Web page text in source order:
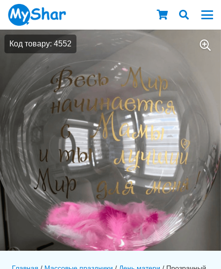
Код товару: 4552